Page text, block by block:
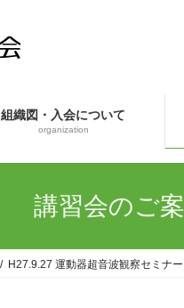
組織図・入会について
organization
講習会のご
H27.9.27 運動器超音波観察セミ